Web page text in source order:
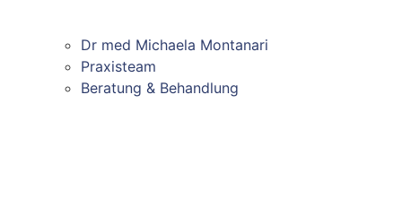
Dr med Michaela Montanari
Praxisteam
Beratung & Behandlung